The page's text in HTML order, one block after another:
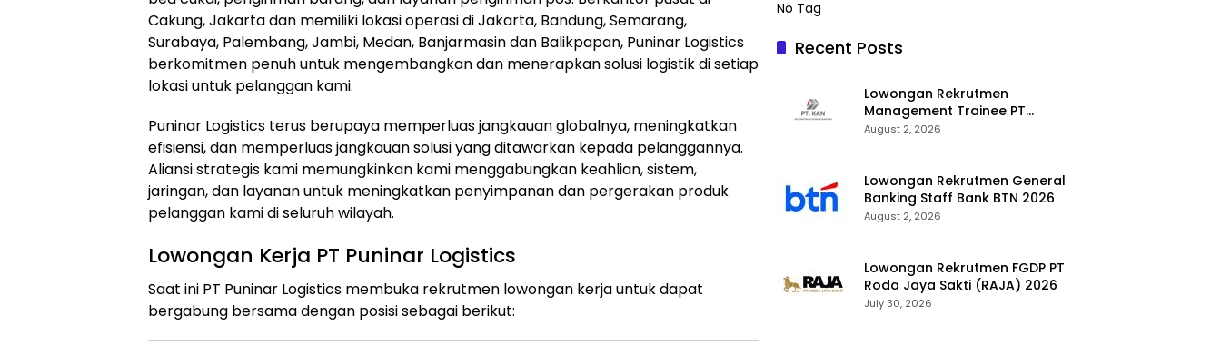
Cakung, Jakarta dan memiliki lokasi operasi di Jakarta, Bandung, Semarang,
Surabaya, Palembang, Jambi, Medan, Banjarmasin dan Balikpapan, Puninar Logistics
berkomitmen penuh untuk mengembangkan dan menerapkan solusi logistik di setiap
lokasi untuk pelanggan kami.
Puninar Logistics terus berupaya memperluas jangkauan globalnya, meningkatkan
efisiensi, dan memperluas jangkauan solusi yang ditawarkan kepada pelanggannya.
Aliansi strategis kami memungkinkan kami menggabungkan keahlian, sistem,
jaringan, dan layanan untuk meningkatkan penyimpanan dan pergerakan produk
pelanggan kami di seluruh wilayah.
Lowongan Kerja PT Puninar Logistics
Saat ini PT Puninar Logistics membuka rekrutmen lowongan kerja untuk dapat
bergabung bersama dengan posisi sebagai berikut:
No Tag
Recent Posts
Lowongan Rekrutmen
Management Trainee PT
Kalimantan Alumina Nusantara
August 2, 2026
Lowongan Rekrutmen General
Banking Staff Bank BTN 2026
August 2, 2026
Lowongan Rekrutmen FGDP PT
Roda Jaya Sakti (RAJA) 2026
July 30, 2026